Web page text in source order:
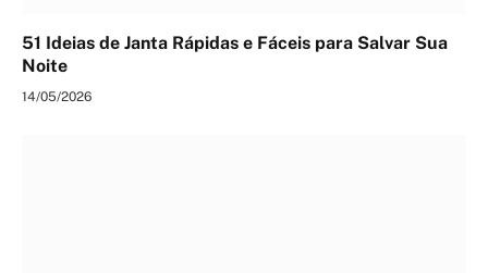
51 Ideias de Janta Rápidas e Fáceis para Salvar Sua
Noite
14/05/2026